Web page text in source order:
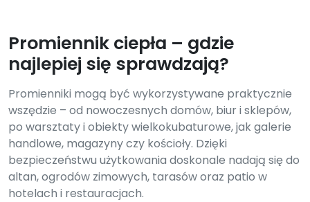
Promiennik ciepła – gdzie
najlepiej się sprawdzają?
Promienniki mogą być wykorzystywane praktycznie
wszędzie – od nowoczesnych domów, biur i sklepów,
po warsztaty i obiekty wielkokubaturowe, jak galerie
handlowe, magazyny czy kościoły. Dzięki
bezpieczeństwu użytkowania doskonale nadają się do
altan, ogrodów zimowych, tarasów oraz patio w
hotelach i restauracjach.